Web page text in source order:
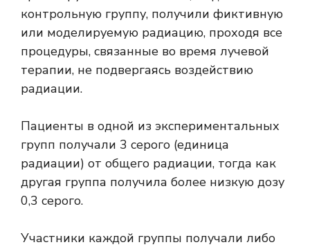
контрольную группу, получили фиктивную
или моделируемую радиацию, проходя все
процедуры, связанные во время лучевой
терапии, не подвергаясь воздействию
радиации.
Пациенты в одной из экспериментальных
групп получали 3 серого (единица
радиации) от общего радиации, тогда как
другая группа получила более низкую дозу
0,3 серого.
Участники каждой группы получали либо